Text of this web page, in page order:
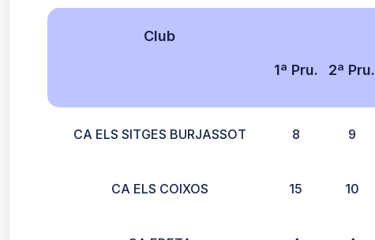
Club
1ª Pru. 2ª Pru.
CA ELS SITGES BURJASSOT 8 9
CA ELS COIXOS 15 10